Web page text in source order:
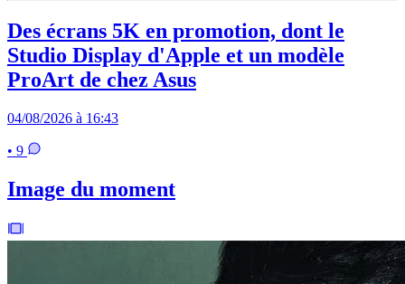
Des écrans 5K en promotion, dont le
Studio Display d'Apple et un modèle
ProArt de chez Asus
04/08/2026 à 16:43
• 9
Image du moment